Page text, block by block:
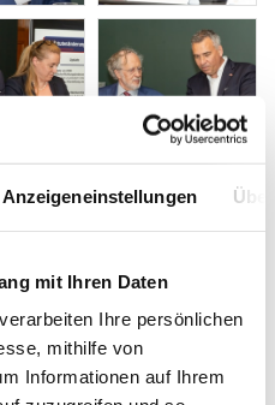
Anzeigeneinstellungen
mit Ihren Daten
verarbeiten Ihre persönlichen
mithilfe von
Informationen auf Ihrem